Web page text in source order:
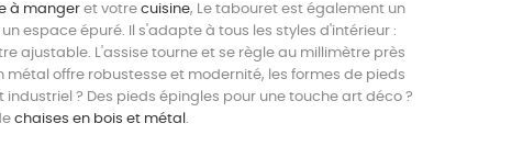
à manger et votre cuisine, Le tabouret est également un
un espace épuré. Il s'adapte à tous les styles d'intérieur :
ajustable. L'assise tourne et se règle au millimètre près
métal offre robustesse et modernité, les formes de pieds
? Des pieds épingles pour une touche art déco ?
chaises en bois et métal .